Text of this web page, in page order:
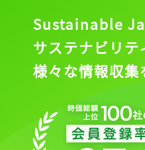
Sustainable
サステナビリテ
様々な情報収